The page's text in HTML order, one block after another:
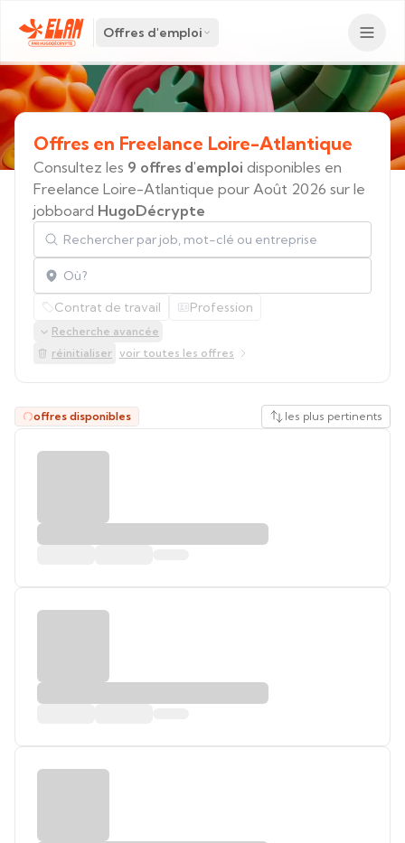
Offres d'emploi
Offres en Freelance Loire-Atlantique
Consultez les 9 offres d'emploi disponibles en
Freelance Loire-Atlantique pour Août 2026 sur le
jobboard HugoDécrypte
Rechercher par job, mot-clé ou entreprise
Localisation
Contrat de travail Profession
Recherche avancée
réinitialiser voir toutes les offres
offres disponibles les plus pertinents